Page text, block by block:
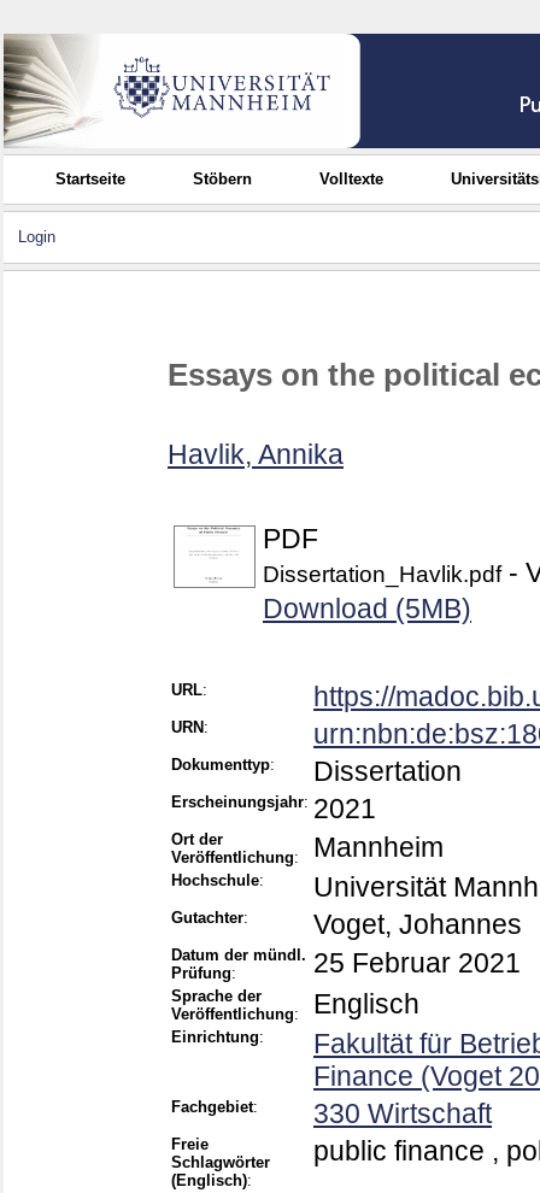
Startseite Stöbern Volltexte
Login
Essays on the political
Havlik, Annika
PDF
Dissertation_Havlik.pdf-
Download (5MB)
URL: https://
URN :
Dokumenttyp: Dissertation
Erscheinungsjahr: 2021
Ort der
Veröffentlichung: Mannheim
Hochschule: Universität
Gutachter: Voget, Johannes
Datum der mündl.
Prüfung: 25 Februar 2021
Sprache der
Veröffentlichung: Englisch
Einrichtung:
Fakultät für
Finance (Voget
Fachgebiet: 330 Wirtschaft
Freie
Schlagwörter
(Englisch):
public finance ,